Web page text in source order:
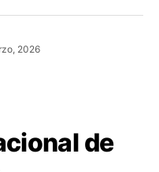
2026
de